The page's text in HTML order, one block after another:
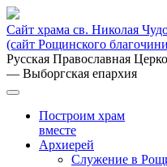
Сайт храма св. Николая
(сайт Рощинского
Русская Православная
— Выборгская епархия
Построим храм
вместе
Архиерей
Служение в